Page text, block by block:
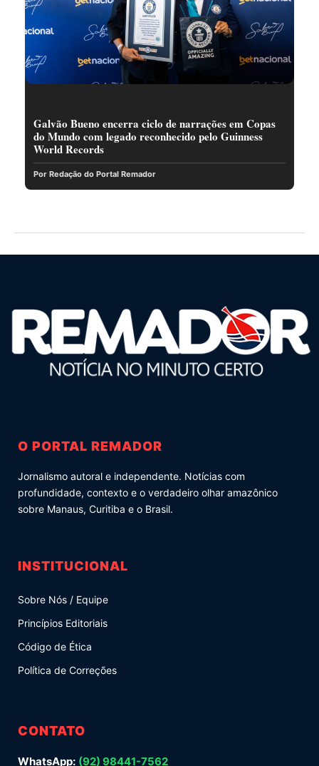
Galvão Bueno encerra ciclo de narrações em Copas
do Mundo com legado reconhecido pelo Guinness
World Records
Por Redação do Portal Remador
O PORTAL REMADOR
Jornalismo autoral e independente. Notícias com
profundidade, contexto e o verdadeiro olhar amazônico
sobre Manaus, Curitiba e o Brasil.
INSTITUCIONAL
Sobre Nós / Equipe
Princípios Editoriais
Código de Ética
Política de Correções
CONTATO
WhatsApp: (92) 98441-7562